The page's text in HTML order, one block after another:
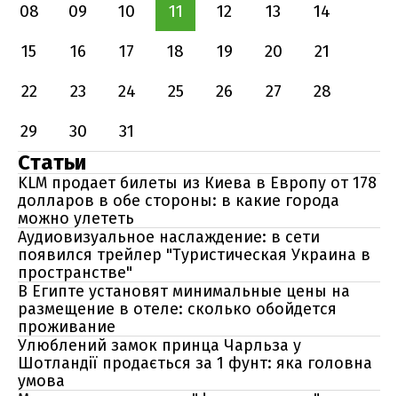
08
09 10 11 12 13
14
15
16 17 18 19 20
21
22
23 24 25 26 27
28
29
30 31
Статьи
KLM продает билеты из Киева в Европу от 178
долларов в обе стороны: в какие города
можно улететь
Аудиовизуальное наслаждение: в сети
появился трейлер "Туристическая Украина в
пространстве"
В Египте установят минимальные цены на
размещение в отеле: сколько обойдется
проживание
Улюблений замок принца Чарльза у
Шотландії продається за 1 фунт: яка головна
умова